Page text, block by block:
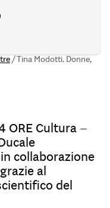
/Tina Modotti. Donne,
ORE Cultura –
collaborazione
al
del